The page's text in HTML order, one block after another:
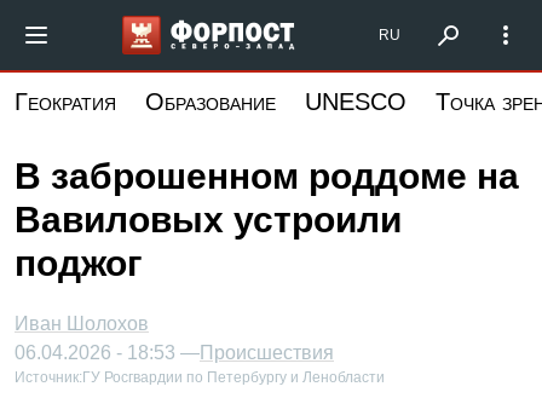
основному
Форпост Северо-Запад
RU
Геократия Образование UNESCO Точка
В заброшенном роддоме на
Вавиловых устроили
поджог
Иван Шолохов
06.04.2026 - 18:53 —Происшествия
Источник: ГУ Росгвардии по Петербургу и Ленобласти